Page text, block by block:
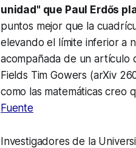
unidad" que Paul Erdős
puntos mejor que la
elevando el límite inferior a
acompañada de un artículo
Fields Tim Gowers (arXiv
como las matemáticas creo
Fuente
Investigadores de la